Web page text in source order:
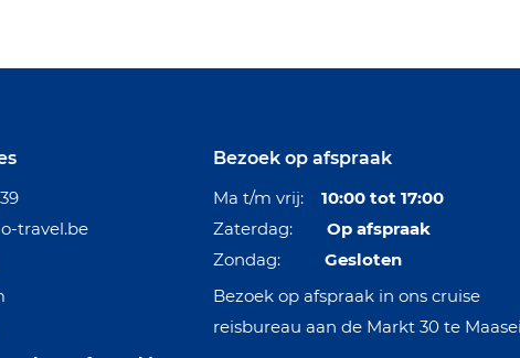
travel.be
Bezoek op afspraak
Ma t/m vrij: 10:00 tot 17:00
Zaterdag: Op afspraak
Zondag: Gesloten
Bezoek op afspraak in ons cruise
reisbureau aan de Markt 30 te